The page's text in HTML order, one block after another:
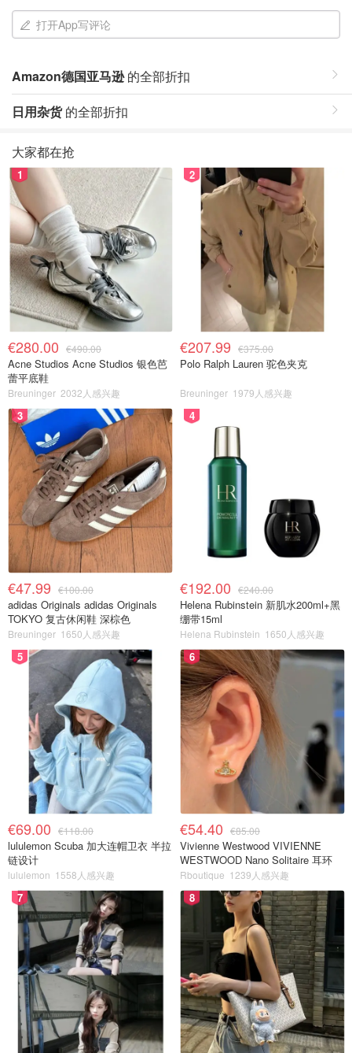
打开App写评论
Amazon德国亚马逊的全部折扣
日用杂货的全部折扣
大家都在抢
1
€280.00 €490.00
Acne Studios Acne Studios 银色芭
蕾平底鞋
Breuninger 2032人感兴趣
2
€207.99 €375.00
Polo Ralph Lauren 驼色夹克
Breuninger 1979人感兴趣
3
€47.99 €100.00
adidas Originals adidas Originals
TOKYO 复古休闲鞋 深棕色
Breuninger 1650人感兴趣
4
€192.00 €240.00
Helena Rubinstein 新肌水200ml+黑
绷带15ml
Helena Rubinstein 1650人感兴趣
5
€69.00 €118.00
lululemon Scuba 加大连帽卫衣 半拉
链设计
lululemon 1558人感兴趣
6
€54.40 €85.00
Vivienne Westwood VIVIENNE
WESTWOOD Nano Solitaire 耳环
Rboutique 1239人感兴趣
7 8